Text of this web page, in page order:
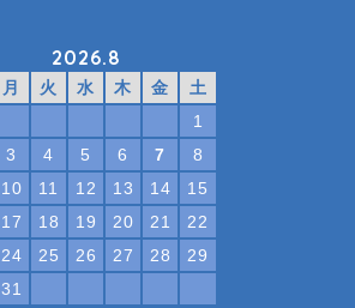
2026.8
月 火 水 木 金
土
1
3 4 5 6 7
8
10 11 12 13 14
15
17 18 19 20 21
22
24 25 26 27 28
29
31